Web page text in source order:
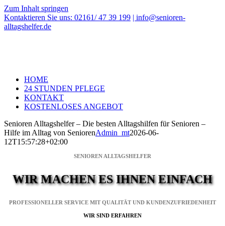
Zum Inhalt springen
Kontaktieren Sie uns: 02161/ 47 39 199 | info@senioren-
alltagshelfer.de
HOME
24 STUNDEN PFLEGE
KONTAKT
KOSTENLOSES ANGEBOT
Senioren Alltagshelfer – Die besten Alltagshilfen für Senioren –
Hilfe im Alltag von SeniorenAdmin_mt2026-06-
12T15:57:28+02:00
SENIOREN ALLTAGSHELFER
WIR MACHEN ES IHNEN EINFACH
PROFESSIONELLER SERVICE MIT QUALITÄT UND KUNDENZUFRIEDENHEIT
WIR SIND ERFAHREN